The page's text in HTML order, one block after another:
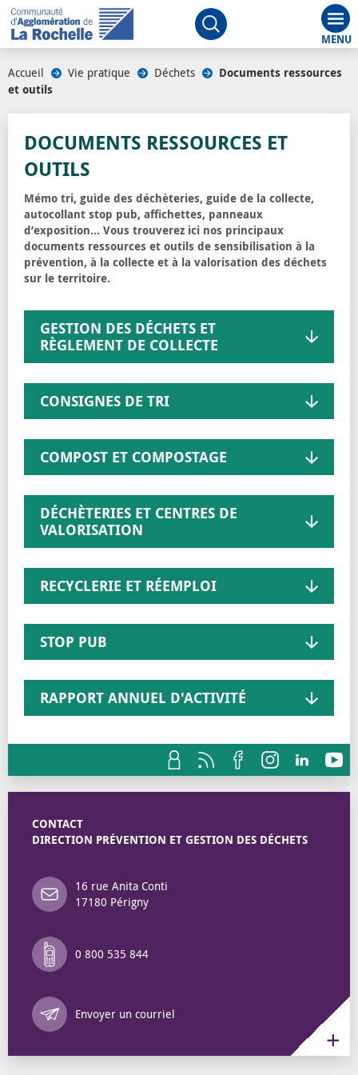
Ouvrir le moteur de
Accueil Vie pratique Déchets
Documents ressources
et outils
DOCUMENTS RESSOURCES ET
OUTILS
Mémo tri, guide des déchèteries, guide de la collecte,
autocollant stop pub, affichettes, panneaux
d’exposition… Vous trouverez ici nos principaux
documents ressources et outils de sensibilisation à la
prévention, à la collecte et à la valorisation des déchets
sur le territoire.
GESTION DES DÉCHETS ET
RÈGLEMENT DE COLLECTE
CONSIGNES DE TRI
COMPOST ET COMPOSTAGE
DÉCHÈTERIES ET CENTRES DE
VALORISATION
RECYCLERIE ET RÉEMPLOI
STOP PUB
RAPPORT ANNUEL D'ACTIVITÉ
CONTACT
DIRECTION PRÉVENTION ET GESTION DES DÉCHETS
16 rue Anita Conti
17180 Périgny
0 800 535 844
Envoyer un courriel
Annuaire